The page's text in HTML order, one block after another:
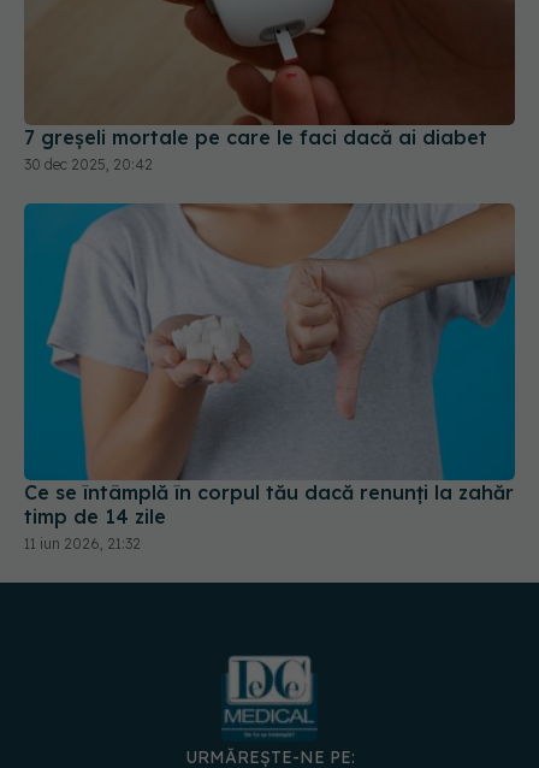
7 greșeli mortale pe care le faci dacă ai diabet
Ce se întâmplă în corpul tău dacă renunți la zahăr
11 iun 2026, 21:32
URMĂREȘTE-NE PE: